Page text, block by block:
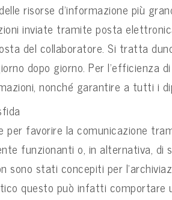
risorse d’informazione più
inviate tramite posta
del collaboratore. Si tratta
dopo giorno. Per l’efficienza
nonché garantire a tutti i
per favorire la comunicazione
funzionanti o, in alternativa, di
sono stati concepiti per
questo può infatti comportare